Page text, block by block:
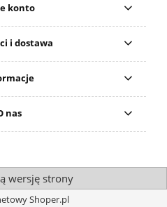
konto
i dostawa
nas
wersję strony
Shoper.pl